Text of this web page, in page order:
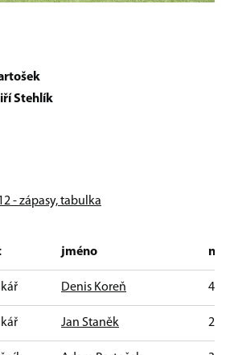
Stehlík
- zápasy, tabulka
jméno
Denis Koreň 4.
Jan Staněk 2. 9.